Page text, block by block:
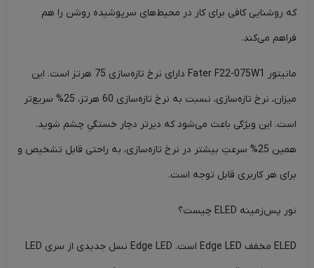
که روشنایی کافی برای کار در محیط‌های سرپوشیده روشن را هم
فراهم می‌کند.
مانیتور Fater F22-075W1 دارای نرخ تازه‌سازی 75 هرتز است. این
میزان، نرخ تازه‌سازی، نسبت به نرخ تازه‌سازی 60 هرتز، 25% سریع‌تر
است. این ویژگی باعث می‌شود که دیرتر دچار خستگیِ چشم شوید.
همین 25% سرعتِ بیشتر در نرخ تازه‌سازی، به راحتی قابل تشخیص و
برای هر کاربری قابل توجه است.
نور پس‌زمینه ELED چیست؟
ELED مخفف Edge LED است. Edge LED نسل جدیدی از سری LED